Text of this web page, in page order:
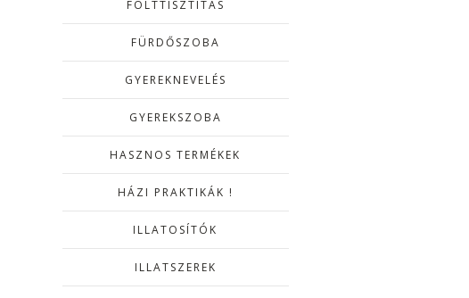
FOLTTISZTÍTAS
FÜRDŐSZOBA
GYEREKNEVELÉS
GYEREKSZOBA
HASZNOS TERMÉKEK
HÁZI PRAKTIKÁK !
ILLATOSÍTÓK
ILLATSZEREK